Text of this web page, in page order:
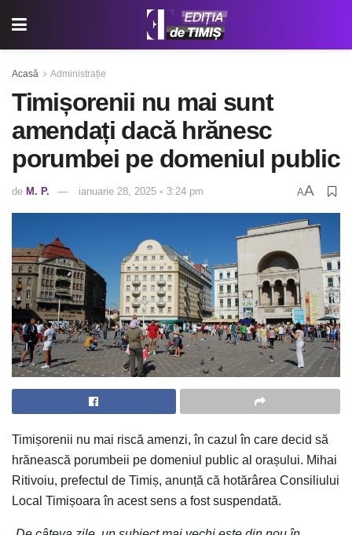
Acasă Administrație
Timișorenii nu mai sunt
amendați dacă hrănesc
porumbei pe domeniul public
de M. P. ianuarie 28, 2025 ◦ 3:24 pm AA
Timișorenii nu mai riscă amenzi, în cazul în care decid să
hrănească porumbeii pe domeniul public al orașului. Mihai
Ritivoiu, prefectul de Timiș, anunță că hotărârea Consiliului
Local Timișoara în acest sens a fost suspendată.